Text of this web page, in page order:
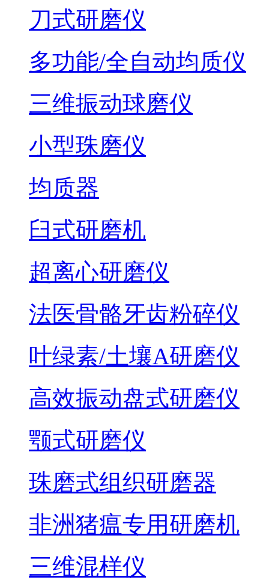
刀式研磨仪
多功能/全自动均质仪
三维振动球磨仪
小型珠磨仪
均质器
臼式研磨机
超离心研磨仪
法医骨骼牙齿粉碎仪
叶绿素/土壤A研磨仪
高效振动盘式研磨仪
颚式研磨仪
珠磨式组织研磨器
非洲猪瘟专用研磨机
三维混样仪